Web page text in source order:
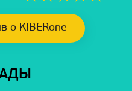
о KIBERone